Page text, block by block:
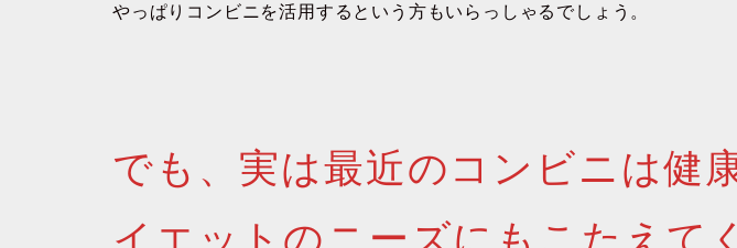
やっぱりコンビニを活用するという方もいらっしゃるでしょう。
でも、実は最近のコンビニは健
イエットのニーズにもこたえて